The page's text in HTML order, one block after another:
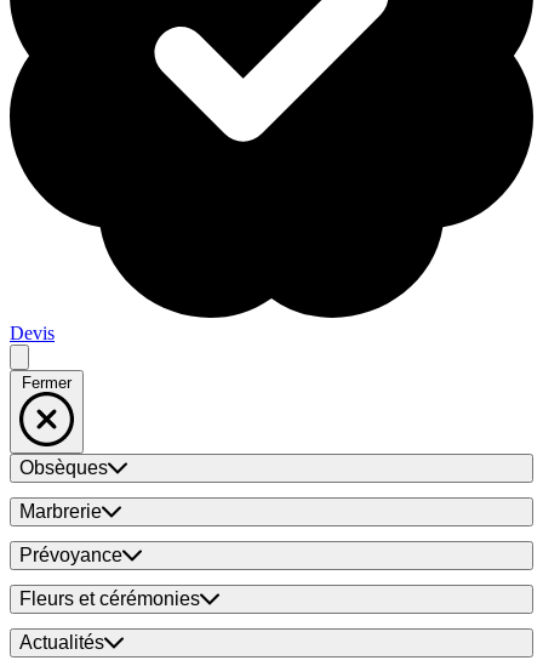
Devis
Fermer
Obsèques
Marbrerie
Prévoyance
Fleurs et cérémonies
Actualités